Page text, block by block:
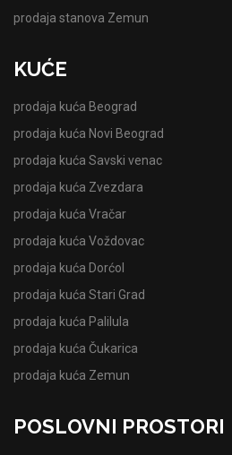
prodaja stanova Zemun
KUĆE
prodaja kuća Beograd
prodaja kuća Novi Beograd
prodaja kuća Savski venac
prodaja kuća Zvezdara
prodaja kuća Vračar
prodaja kuća Voždovac
prodaja kuća Dorćol
prodaja kuća Stari Grad
prodaja kuća Palilula
prodaja kuća Čukarica
prodaja kuća Zemun
POSLOVNI PROSTORI